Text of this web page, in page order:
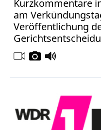
Kurzkommentare
am
Veröffentlichung